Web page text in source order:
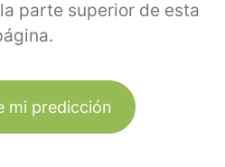
parte superior de esta
mi predicción